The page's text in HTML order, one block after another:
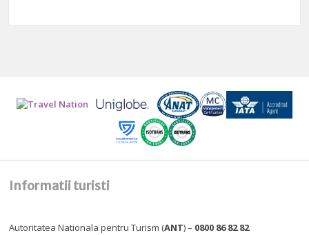
Informatii turisti
Autoritatea Nationala pentru Turism (ANT) – 0800 86 82 82